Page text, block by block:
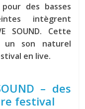
des basses
intègrent
SOUND. Cette
un son naturel
en live.
– des
festival